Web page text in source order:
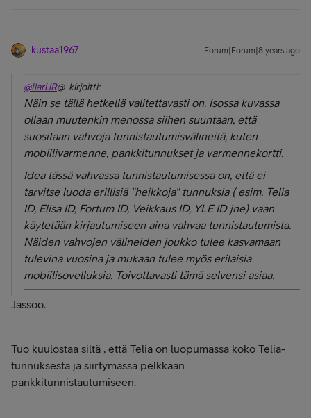
kustaa1967 Forum|Forum|8 years ago
@IlariJR@ kirjoitti:
Näin se tällä hetkellä valitettavasti on. Isossa kuvassa
ollaan muutenkin menossa siihen suuntaan, että
suositaan vahvoja tunnistautumisvälineitä, kuten
mobiilivarmenne, pankkitunnukset ja varmennekortti.
Idea tässä vahvassa tunnistautumisessa on, että ei
tarvitse luoda erillisiä "heikkoja" tunnuksia ( esim. Telia
ID, Elisa ID, Fortum ID, Veikkaus ID, YLE ID jne) vaan
käytetään kirjautumiseen aina vahvaa tunnistautumista.
Näiden vahvojen välineiden joukko tulee kasvamaan
tulevina vuosina ja mukaan tulee myös erilaisia
mobiilisovelluksia. Toivottavasti tämä selvensi asiaa.
Jassoo.
Tuo kuulostaa siltä , että Telia on luopumassa koko Telia-
tunnuksesta ja siirtymässä pelkkään
pankkitunnistautumiseen.